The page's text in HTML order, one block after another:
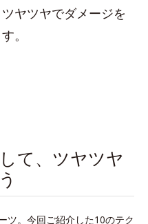
ヤツヤでダメージを
。
て、ツヤツヤ
ツ。今回ご紹介した10のテク